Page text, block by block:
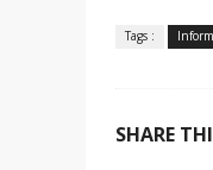
Tags :
SHARE